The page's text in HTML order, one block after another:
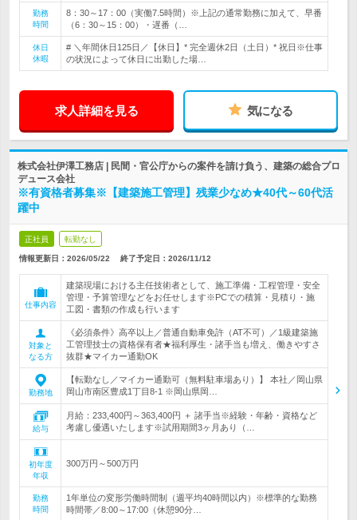
勤務
時間
8：30～17：00（実働7.5時間）※上記の通常勤務に加えて、早番
（6：30～15：00）・遅番（…
休日
休暇
# ＼年間休日125日／【休日】* 完全週休2日（土日）* 祝日※仕事
の状況によって休日に出勤した場…
求人詳細を見る 気になる
株式会社伊澤工務店 | 民間・官公庁からの案件を請け負う、建築の総合プロ
デュース会社
※有資格者募集※【建築施工管理】残業少なめ★40代～60代活
躍中
正社員 転勤なし
情報更新日：2026/05/22 終了予定日： 2026/11/12
仕事内容
建築現場における主任技術者として、施工準備・工程管理・安全
管理・予算管理などをお任せします※PCでの積算・見積り・施
工図・書類の作成も行います
対象と
なる方
《必須条件》高卒以上／普通自動車免許（AT不可）／1級建築施
工管理技士の資格保有者★福利厚生・諸手当も増え、働きやすさ
抜群★マイカー通勤OK
勤務地
【転勤なし／マイカー通勤可（無料駐車場あり）】 本社／岡山県
岡山市南区豊成1丁目8-1 ※岡山県岡…
給与
月給：233,400円～363,400円 ＋ 諸手当※経験・年齢・資格など
考慮し優遇いたします※試用期間3ヶ月あり（…
初年度
年収
300万円～500万円
勤務
時間
1年単位の変形労働時間制（週平均40時間以内）※標準的な勤務
時間帯／8:00～17:00（休憩90分…